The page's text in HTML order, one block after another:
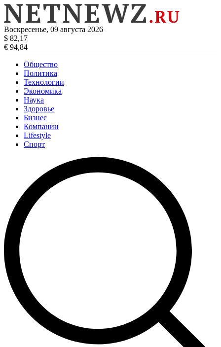
Воскресенье, 09 августа 2026
$ 82,17
€ 94,84
Общество
Политика
Технологии
Экономика
Наука
Здоровье
Бизнес
Компании
Lifestyle
Спорт